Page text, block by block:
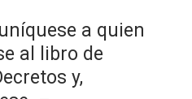
a quien
al libro de
y,